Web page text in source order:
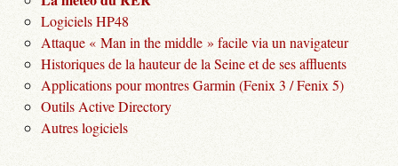
Logiciels HP48
Attaque « Man in the middle » facile via un navigateur
Historiques de la hauteur de la Seine et de ses affluents
Applications pour montres Garmin (Fenix 3 / Fenix 5)
Outils Active Directory
Autres logiciels